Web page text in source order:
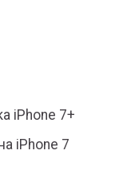
iPhone 7+
iPhone 7